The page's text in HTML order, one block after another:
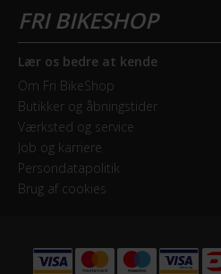
Lær os bedre at kende
Om Fri BikeShop
Butikker og åbningstider
Værksted og service
Job og karriere
Persondatapolitik
Brug af cookies